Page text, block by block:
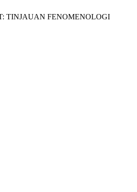
TINJAUAN FENOMENOLOGI